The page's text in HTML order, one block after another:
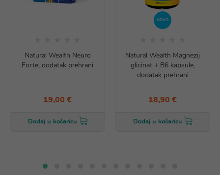
Natural Wealth Neuro
Forte, dodatak prehrani
19,00 €
Dodaj u košaricu
NOVO
Natural Wealth Magnezij
glicinat + B6 kapsule,
dodatak prehrani
18,90 €
Dodaj u košaricu